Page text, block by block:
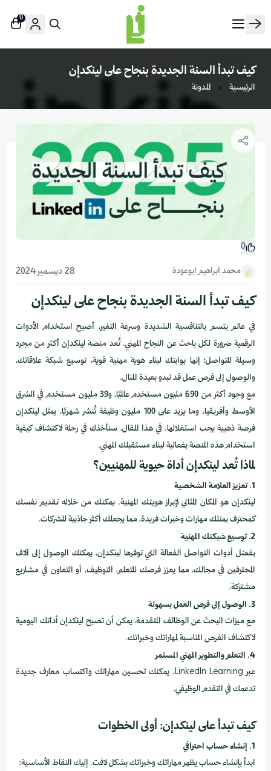
منصة لينك إن | Linkin.sa
0
كيف تبدأ السنة الجديدة بنجاح على لينكدإن
الرئيسية المدونة
0
محمد ابراهيم ابوعودة 28 ديسمبر 2024
كيف تبدأ السنة الجديدة بنجاح على لينكدإن
في عالم يتسم بالتنافسية الشديدة وسرعة التغير، أصبح استخدام الأدوات
الرقمية ضرورة لكل باحث عن النجاح المهني. تُعد منصة لينكدإن أكثر من مجرد
وسيلة للتواصل؛ إنها بوابتك لبناء هوية مهنية قوية، توسيع شبكة علاقاتك،
والوصول إلى فرص عمل قد تبدو بعيدة المنال.
مع وجود أكثر من 690 مليون مستخدم عالميًا، و39 مليون مستخدم في الشرق
الأوسط وأفريقيا، وما يزيد على 100 مليون وظيفة تُنشر شهريًا، يمثل لينكدإن
فرصة ذهبية يجب استغلالها. في هذا المقال، سنأخذك في رحلة لاكتشاف كيفية
استخدام هذه المنصة بفعالية لبناء مستقبلك المهني.
لماذا تُعد لينكدإن أداة حيوية للمهنيين؟
1. تعزيز العلامة الشخصية
لينكدإن هو المكان المثالي لإبراز هويتك المهنية. يمكنك من خلاله تقديم نفسك
كمحترف يمتلك مهارات وخبرات فريدة، مما يجعلك أكثر جاذبية للشركات.
2. توسيع شبكتك المهنية
بفضل أدوات التواصل الفعالة التي توفرها لينكدإن، يمكنك الوصول إلى آلاف
المحترفين في مجالك، مما يعزز فرصك للتعلم، التوظيف، أو التعاون في مشاريع
مشتركة.
3. الوصول إلى فرص العمل بسهولة
مع ميزات البحث عن الوظائف المتقدمة، يمكن أن تصبح لينكدإن أداتك اليومية
لاكتشاف الفرص المناسبة لمهاراتك وخبراتك.
4. التعلم والتطوير المهني المستمر
عبر LinkedIn Learning، يمكنك تحسين مهاراتك واكتساب معارف جديدة
تدعمك في التقدم الوظيفي.
كيف تبدأ على لينكدإن: أولى الخطوات
1. إنشاء حساب احترافي
ابدأ بإنشاء حساب يظهر مهاراتك وخبراتك بشكل لافت. إليك النقاط الأساسية: